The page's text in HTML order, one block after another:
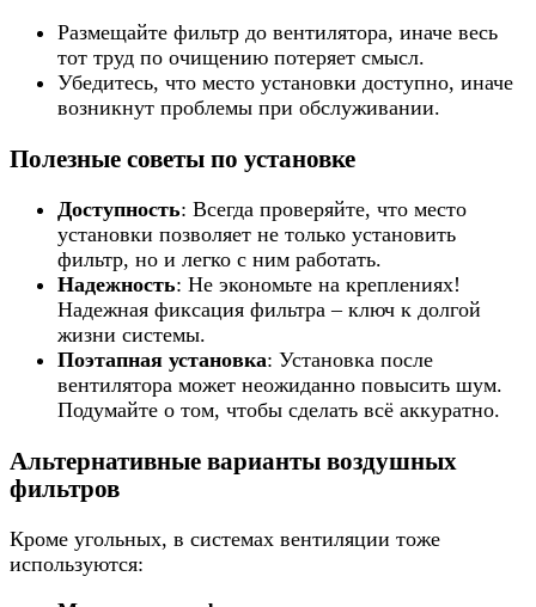
Размещайте фильтр до вентилятора, иначе весь
тот труд по очищению потеряет смысл.
Убедитесь, что место установки доступно, иначе
возникнут проблемы при обслуживании.
Полезные советы по установке
Доступность: Всегда проверяйте, что место
установки позволяет не только установить
фильтр, но и легко с ним работать.
Надежность: Не экономьте на креплениях!
Надежная фиксация фильтра – ключ к долгой
жизни системы.
Поэтапная установка: Установка после
вентилятора может неожиданно повысить шум.
Подумайте о том, чтобы сделать всё аккуратно.
Альтернативные варианты воздушных
фильтров
Кроме угольных, в системах вентиляции тоже
используются: